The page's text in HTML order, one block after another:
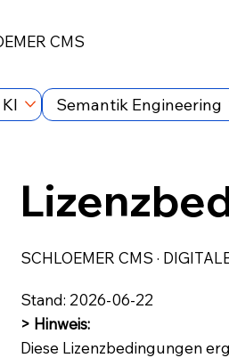
CMS
SCHLOEMER CMS ·
Stand: 2026-06-22
> Hinweis:
Diese Lizenzbedingungen
KI Semantik Engineering